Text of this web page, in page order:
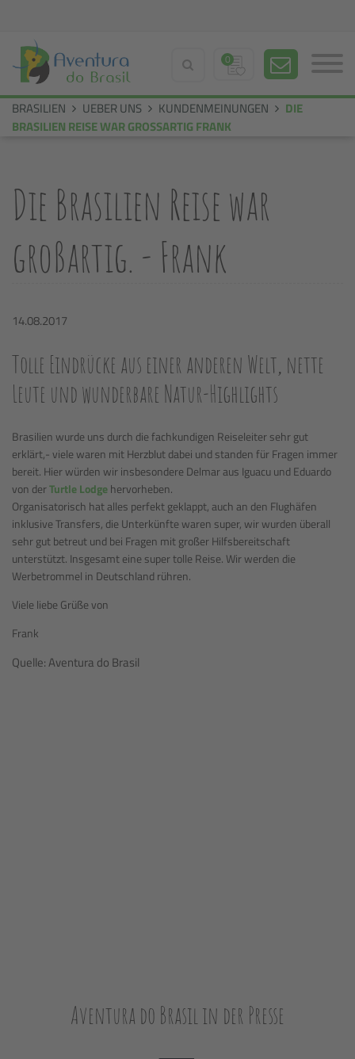
0
BRASILIEN UEBER UNS KUNDENMEINUNGEN
DIE
BRASILIEN REISE WAR GROSSARTIG FRANK
Die Brasilien Reise war
großartig. - Frank
14.08.2017
Tolle Eindrücke aus einer anderen Welt, nette
Leute und wunderbare Natur-Highlights
Brasilien wurde uns durch die fachkundigen Reiseleiter sehr gut
erklärt,- viele waren mit Herzblut dabei und standen für Fragen immer
bereit. Hier würden wir insbesondere Delmar aus Iguacu und Eduardo
von derTurtle Lodgehervorheben.
Organisatorisch hat alles perfekt geklappt, auch an den Flughäfen
inklusive Transfers, die Unterkünfte waren super, wir wurden überall
sehr gut betreut und bei Fragen mit großer Hilfsbereitschaft
unterstützt. Insgesamt eine super tolle Reise. Wir werden die
Werbetrommel in Deutschland rühren.
Viele liebe Grüße von
Frank
Quelle: Aventura do Brasil
Aventura do Brasil in der Presse